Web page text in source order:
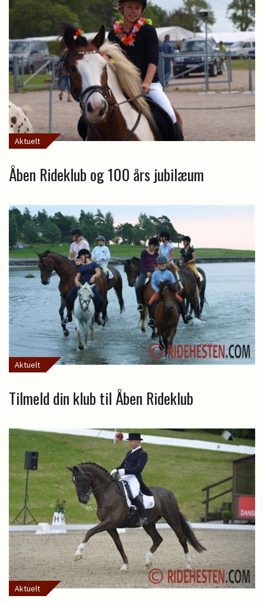
Aktuelt
Åben Rideklub og 100 års jubilæum
Aktuelt
Tilmeld din klub til Åben Rideklub
Aktuelt